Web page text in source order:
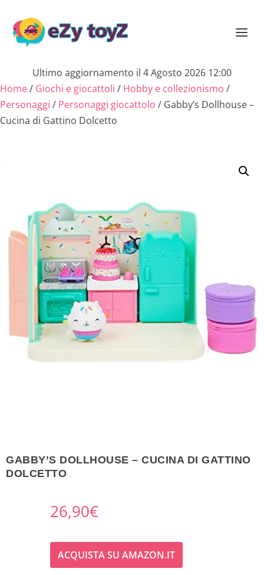
Ultimo aggiornamento il 4 Agosto 2026 12:00
Home/ Giochi e giocattoli / Hobby e collezionismo /
Personaggi / Personaggi giocattolo / Gabby’s Dollhouse –
Cucina di Gattino Dolcetto
GABBY’S DOLLHOUSE – CUCINA DI GATTINO
DOLCETTO
26,90€
ACQUISTA SU AMAZON.IT